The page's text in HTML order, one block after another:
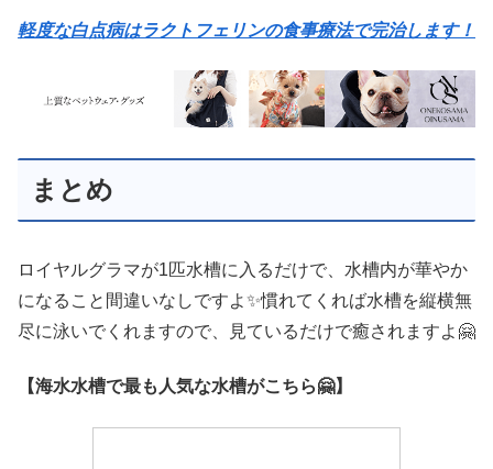
軽度な白点病はラクトフェリンの食事療法で完治します！
まとめ
ロイヤルグラマが1匹水槽に入るだけで、水槽内が華やか
になること間違いなしですよ✨慣れてくれば水槽を縦横無
尽に泳いでくれますので、見ているだけで癒されますよ🤗
【海水水槽で最も人気な水槽がこちら🤗】